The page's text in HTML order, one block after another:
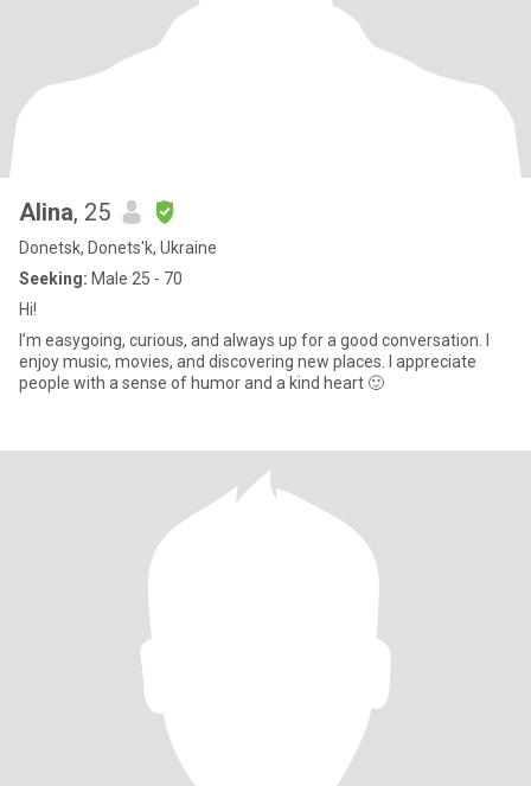
Alina, 25
Donetsk, Donets'k, Ukraine
Seeking: Male 25 - 70
Hi!
I’m easygoing, curious, and always up for a good conversation. I
enjoy music, movies, and discovering new places. I appreciate
people with a sense of humor and a kind heart 🙂